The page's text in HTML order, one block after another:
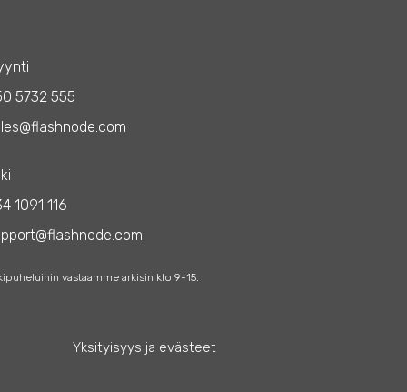
5732 555
1091 116
vastaamme arkisin klo 9-15.
Yksityisyys ja evästeet